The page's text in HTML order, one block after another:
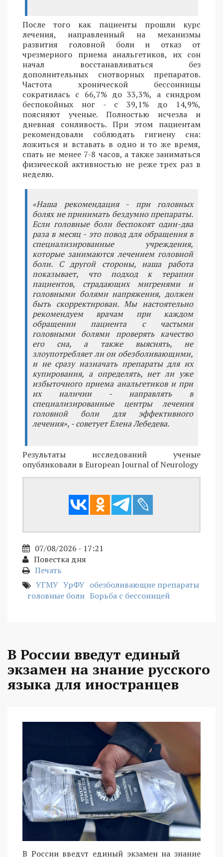
После того как пациенты прошли курс
лечения, направленный на механизмы
развития головной боли и отказ от
чрезмерного приема анальгетиков, их сон
начал восстанавливаться без
дополнительных снотворных препаратов.
Частота хронической бессонницы
сократилась с 66,7% до 33,3%, а синдром
беспокойных ног - с 39,1% до 14,9%,
поясняют ученые. Полностью исчезла и
дневная сонливость. При этом пациентам
рекомендовали соблюдать гигиену сна:
ложиться и вставать в одно и то же время,
спать не менее 7-8 часов, а также заниматься
физической активностью не реже трех раз в
неделю.
«Наша рекомендация - при головных
болях не принимать бездумно препараты.
Если головные боли беспокоят один-два
раза в месяц - это повод для обращения в
специализированные учреждения,
которые занимаются лечением головной
боли. С другой стороны, наша работа
показывает, что подход к терапии
пациентов, страдающих мигренями и
головными болями напряжения, должен
быть скорректирован. Мы настоятельно
рекомендуем врачам при каждом
обращении пациента с частыми
головными болями проверять качество
его сна, а также выяснять, не
злоупотребляет ли он обезболивающими,
и не сразу назначать препараты для их
купирования, а определять, нет ли уже
избыточного приема анальгетиков и при
их наличии - направлять в
специализированные центры лечения
головной боли для эффективного
лечения», - советует Елена Лебедева.
Результаты исследований ученые
опубликовали в European Journal of Neurology
07/08/2026 - 17:21
Повестка дня
Печать
УГМУ УрФУ обезболивающие препараты
головные боли Борьба с бессоницей
В России введут единый
экзамен на знание русского
языка для иностранцев
В России введут единый экзамен на знание